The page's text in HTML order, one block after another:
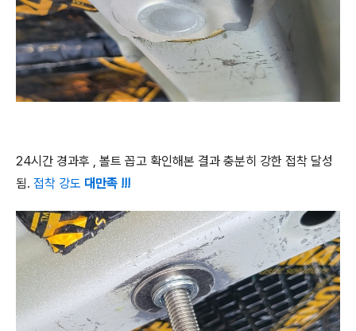
24시간 경과후 , 볼트 꼽고 확인해본 결과 충분히 강한 접착 달성
됨. 접착 강도 대만족 !!!